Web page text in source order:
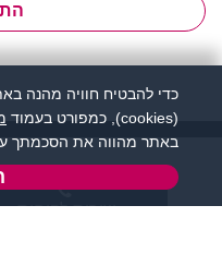
שירות לקוחות:
כדי להבטיח חוויה מהנה
(cookies), כמפורט בעמוד
באתר מהווה את הסכמתך